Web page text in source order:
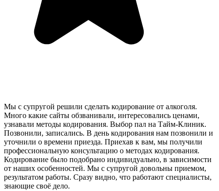
Мы с супругой решили сделать кодирование от алкоголя.
Много какие сайты обзванивали, интересовались ценами,
узнавали методы кодирования. Выбор пал на Тайм-Клиник.
Позвонили, записались. В день кодирования нам позвонили и
уточнили о времени приезда. Приехав к вам, мы получили
профессиональную консультацию о методах кодирования.
Кодирование было подобрано индивидуально, в зависимости
от наших особенностей. Мы с супругой довольны приемом,
результатом работы. Сразу видно, что работают специалисты,
знающие своё дело.